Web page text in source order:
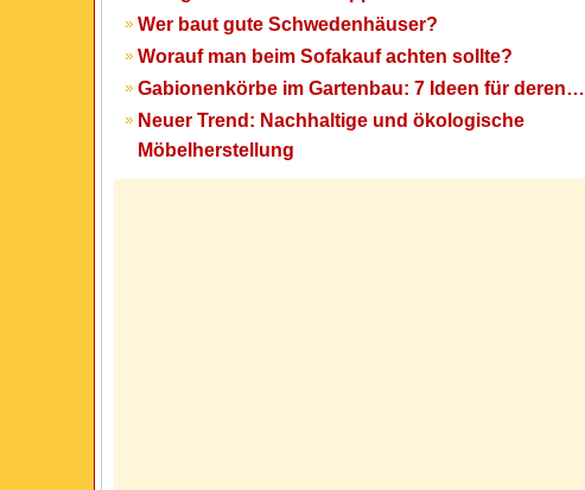
Wer baut gute Schwedenhäuser?
Worauf man beim Sofakauf achten sollte?
Gabionenkörbe im Gartenbau: 7 Ideen für deren…
Neuer Trend: Nachhaltige und ökologische
Möbelherstellung